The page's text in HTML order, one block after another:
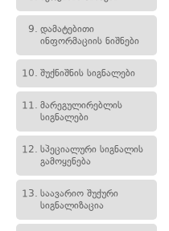
9. დამატებითი
ინფორმაციის ნიშნები
10. შუქნიშნის სიგნალები
11. მარეგულირებლის
სიგნალები
12. სპეციალური სიგნალის
გამოყენება
13. საავარიო შუქური
სიგნალიზაცია